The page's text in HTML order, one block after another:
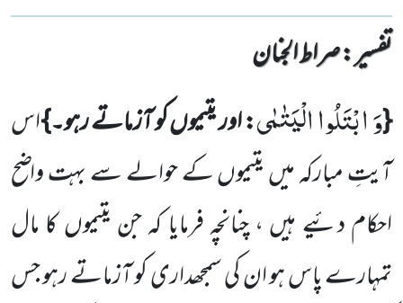
تفسیر : ‎صراط الجنان
{وَابْتَلُواالْیَتٰمٰى: اور یتیموں کو آزماتے رہو۔}اس
آیتِ مبارکہ میں یتیموں کے حوالے سے بہت واضح
احکام دئیےہیں ، چنانچہ فرمایا کہ جن یتیموں کا مال
تمہارے پاس ہو ان کی سمجھداری کو آزماتے رہو جس